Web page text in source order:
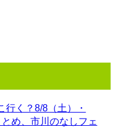
行く？8/8（土）・
め、市川のなしフェ